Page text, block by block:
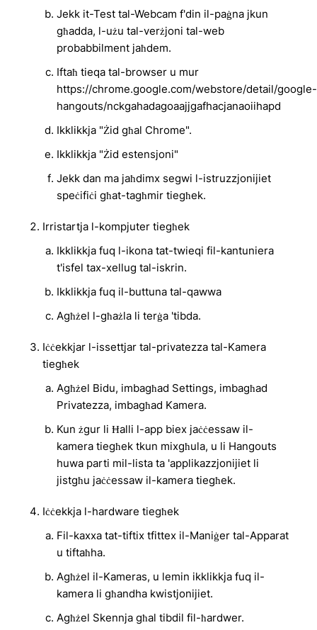
Jekk it-Test tal-Webcam f'din il-paġna jkun
għadda, l-użu tal-verżjoni tal-web
probabbilment jaħdem.
Iftaħ tieqa tal-browser u mur
https://chrome.google.com/webstore/detail/google-
hangouts/nckgahadagoaajjgafhacjanaoiihapd
Ikklikkja "Żid għal Chrome".
Ikklikkja "Żid estensjoni"
Jekk dan ma jaħdimx segwi l-istruzzjonijiet
speċifiċi għat-tagħmir tiegħek.
Irristartja l-kompjuter tiegħek
Ikklikkja fuq l-ikona tat-twieqi fil-kantuniera
t'isfel tax-xellug tal-iskrin.
Ikklikkja fuq il-buttuna tal-qawwa
Agħżel l-għażla li terġa 'tibda.
Iċċekkjar l-issettjar tal-privatezza tal-Kamera
tiegħek
Agħżel Bidu, imbagħad Settings, imbagħad
Privatezza, imbagħad Kamera.
Kun żgur li Ħalli l-app biex jaċċessaw il-
kamera tiegħek tkun mixgħula, u li Hangouts
huwa parti mil-lista ta 'applikazzjonijiet li
jistgħu jaċċessaw il-kamera tiegħek.
Iċċekkja l-hardware tiegħek
Fil-kaxxa tat-tiftix tfittex il-Maniġer tal-Apparat
u tiftaħha.
Agħżel il-Kameras, u lemin ikklikkja fuq il-
kamera li għandha kwistjonijiet.
Agħżel Skennja għal tibdil fil-ħardwer.